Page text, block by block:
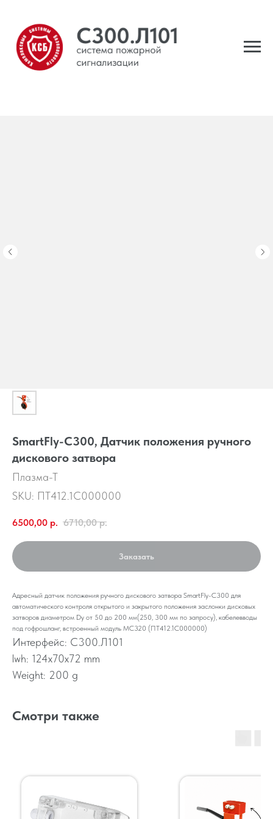
SmartFly-С300, Датчик положения ручного
дискового затвора
Плазма-Т
SKU: ПТ412.1С000000
6500,00 р. 6710,00 р.
Заказать
Адресный датчик положения ручного дискового затвора SmartFly-С300 для
автоматического контроля открытого и закрытого положения заслонки дисковых
затворов диаметром Dу от 50 до 200 мм(250, 300 мм по запросу), кабелевводы
под гофрошланг, встроенный модуль МС320 (ПТ412.1С000000)
Интерфейс: С300.Л101
lwh: 124x70x72 mm
Weight: 200 g
Смотри также